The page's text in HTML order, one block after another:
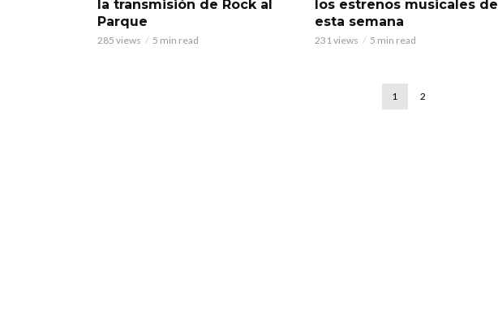
la transmisión de Rock al
Parque
285 views 5 min read
los estrenos musicales de
esta semana
231 views 5 min read
1 2